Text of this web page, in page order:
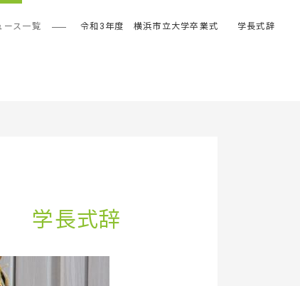
ース一覧 令和3年度 横浜市立大学卒業式 学長式辞
学長式辞